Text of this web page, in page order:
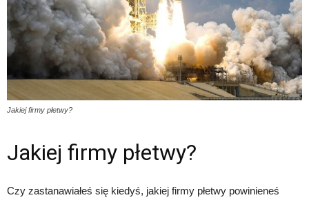
Jakiej firmy płetwy?
Jakiej firmy płetwy?
Czy zastanawiałeś się kiedyś, jakiej firmy płetwy powinieneś